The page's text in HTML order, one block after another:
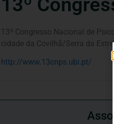
13º Congresso Nacional de
cidade da Covilhã/Serra da
http://www.13cnps.ubi.pt/